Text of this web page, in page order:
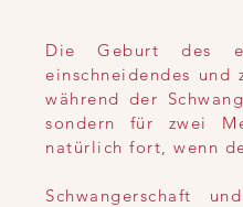
Die Geburt des
einschneidendes und
während der
sondern für zwei
natürlich fort, wenn
Schwangerschaft